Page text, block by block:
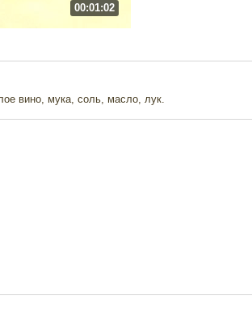
00:01:02
вино, мука, соль, масло, лук.